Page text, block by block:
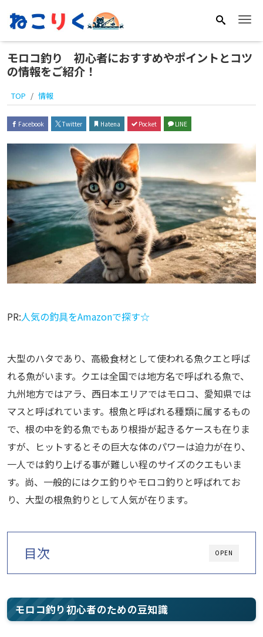
モロコ釣り 初心者におすすめやポイントとコツ
の情報をご紹介！
TOP 情報
Facebook Twitter Hatena Pocket LINE
PR:人気の釣具をAmazonで探す☆
大型のハタであり、高級食材として使われる魚クエと呼ば
れる魚がいます。クエは全国では地方名で呼ばれる魚で、
九州地方ではアラ、西日本エリアではモロコ、愛知県では
マスと呼ばれています。根魚と呼ばれる種類に属するもの
で、根の中を釣る魚でもあり根掛が起きるケースも在りま
すが、ヒットするとその巨大な体のパワーは迫力が在り、
一人では釣り上げる事が難しい程のサイズのクエもいま
す。尚、一般的にはクエ釣りやモロコ釣りと呼ばれてお
り、大型の根魚釣りとして人気が在ります。
OPEN
目次
モロコ釣り初心者のための豆知識